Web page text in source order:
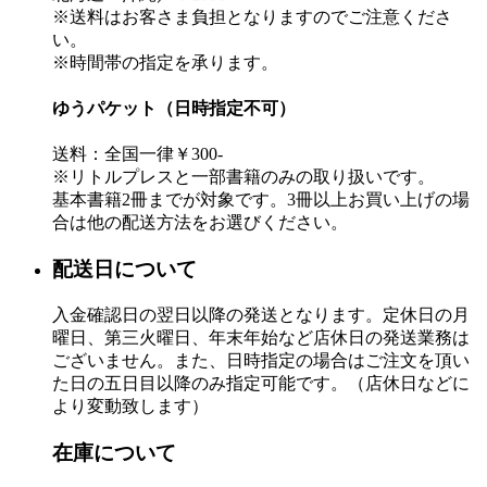
※送料はお客さま負担となりますのでご注意くださ
い。
※時間帯の指定を承ります。
ゆうパケット（日時指定不可）
送料：全国一律￥300-
※リトルプレスと一部書籍のみの取り扱いです。
基本書籍2冊までが対象です。3冊以上お買い上げの場
合は他の配送方法をお選びください。
配送日について
入金確認日の翌日以降の発送となります。定休日の月
曜日、第三火曜日、年末年始など店休日の発送業務は
ございません。また、日時指定の場合はご注文を頂い
た日の五日目以降のみ指定可能です。（店休日などに
より変動致します）
在庫について